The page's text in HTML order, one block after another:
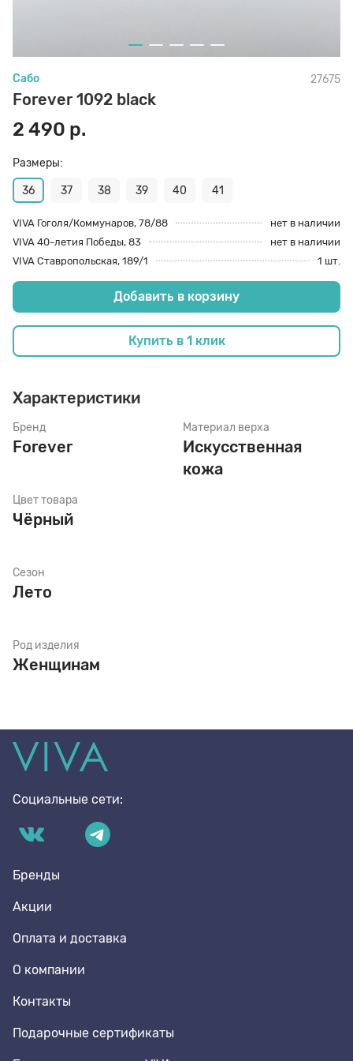
Сабо 27675
Forever 1092 black
2 490 р.
Размеры:
36 37 38 39 40 41
VIVA Гоголя/Коммунаров, 78/88
нет в наличии
VIVA 40-летия Победы, 83
нет в наличии
VIVA Ставропольская, 189/1
1 шт.
Добавить в корзину
Купить в 1 клик
Характеристики
Бренд
Forever
Цвет товара
Чёрный
Сезон
Лето
Род изделия
Женщинам
Материал верха
Искусственная
кожа
Социальные сети:
Бренды
Акции
Оплата и доставка
О компании
Контакты
Подарочные сертификаты
8 den
Полустельки
Пропитка
Пяткоудерживатели
Растяжитель и Очиститель
Салфетки
Стельки
Щетки